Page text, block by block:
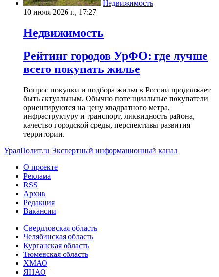
Недвижимость
10 июля 2026 г., 17:27
Недвижимость
Рейтинг городов УрФО: где лучше
всего покупать жилье
Вопрос покупки и подбора жилья в России продолжает
быть актуальным. Обычно потенциальные покупатели
ориентируются на цену квадратного метра,
инфраструктуру и транспорт, ликвидность района,
качество городской среды, перспективы развития
территории.
УралПолит.ru Экспертный информационный канал
О проекте
Реклама
RSS
Архив
Редакция
Вакансии
Свердловская область
Челябинская область
Курганская область
Тюменская область
ХМАО
ЯНАО